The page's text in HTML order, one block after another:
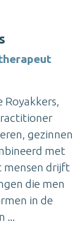
Royakkers,
gezinnen
met
mensen drijft
die men
in de
...